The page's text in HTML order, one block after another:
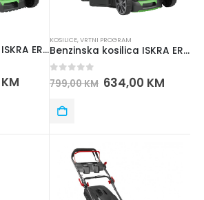
Benzinska kosilica ISKRA ERO IE-GL200-51SP
KM
KOSILICE,VRTNI PROGRAM
Benzinska kosilica ISKRA ERO IE-GL200-53SP
0 out of 5
799,00KM 634,00 KM